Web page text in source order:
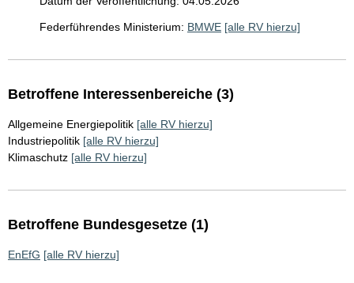
Federführendes Ministerium: BMWE [alle RV hierzu]
Betroffene Interessenbereiche (3)
Allgemeine Energiepolitik [alle RV hierzu]
Industriepolitik [alle RV hierzu]
Klimaschutz [alle RV hierzu]
Betroffene Bundesgesetze (1)
EnEfG [alle RV hierzu]